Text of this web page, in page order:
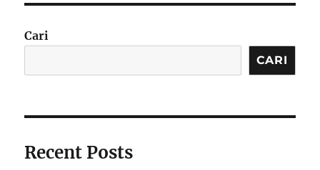
Cari
CARI
Recent Posts